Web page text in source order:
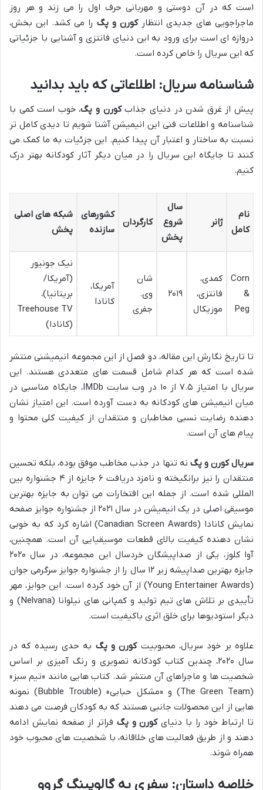
است که در آن دوستی و مهربانی حرف اول را می زند و هر روز
ماجراجویی های جدیدی انتظارکورن و پگ را می کشد. این بخش،
دروازه ای است برای ورود به این دنیای فانتزی و آشنایی با جزئیاتی
که این سریال را خاص کرده است.
شناسنامه سریال: اطلاعاتی که باید بدانید
پیش از غرق شدن در دنیای جذابکورن و پگ، خوب است کمی با
شناسنامه و اطلاعات فنی این انیمیشن آشنا شویم تا دیدی کامل تر
نسبت به ساختار و اعتبار آن پیدا کنیم. این جزئیات به ما کمک می
کنند تا جایگاه این سریال را در میان دیگر آثار کودکانه بهتر درک
کنیم.
نام
کامل
ژانر
سال
شروع
پخش
کارگردان
کشورهای
سازنده
شبکه های اصلی
پخش
Corn
&
Peg
کمدی،
فانتزی،
موزیکال
۲۰۱۹
شان
وی.
جفری
آمریکا،
کانادا
نیک جونیور
(آمریکا/
بریتانیا)،
Treehouse TV
(کانادا)
تا تاریخ نگارش این مقاله، دو فصل از این مجموعه انیمیشنی منتشر
شده است که هر کدام شامل قسمت های متعددی هستند. این
سریال با امتیاز ۷.۵ از ۱۰ در وب سایت IMDb، جایگاه مناسبی در
میان انیمیشن های کودکانه به دست آورده است. این امتیاز نشان
دهنده رضایت نسبی مخاطبان و منتقدان از کیفیت کلی محتوا و
پیام های آن است.
سریال کورن و پگ نه تنها در جذب مخاطب موفق بوده، بلکه تحسین
منتقدان را نیز برانگیخته و نامزد دریافت ۶ جایزه از ۴ جشنواره بین
المللی شده است. از جمله این افتخارات می توان به جایزه بهترین
موسیقی اصلی در یک انیمیشن در سال ۲۰۲۱ از جشنواره جوایز صفحه
نمایش کانادا (Canadian Screen Awards) اشاره کرد که به خوبی
نشان دهنده کیفیت بالای قطعات موسیقیایی آن است. همچنین،
آوا کلوز، یکی از صداپیشگان خردسال این مجموعه، در سال ۲۰۲۰
جایزه بهترین صداپیشه زیر ۱۲ سال را از جشنواره جوایز سرگرمی جوان
(Young Entertainer Awards) از آن خود کرده است. این جوایز، مهر
تأییدی بر تلاش های تیم تولید و کمپانی های نیلوانا (Nelvana) و
دیگر استودیوها برای خلق اثری باکیفیت است.
علاوه بر خود سریال، محبوبیتکورن و پگ به حدی رسیده که در
سال ۲۰۲۰، چندین کتاب کودکانه تصویری و رنگ آمیزی بر اساس
شخصیت ها و ماجراهای آن منتشر شد. کتاب هایی مانند «تیم سبز»
(The Green Team) و «مشکل حبابی» (Bubble Trouble) نمونه
هایی از این محصولات جانبی هستند که به کودکان فرصت می دهند
تا ارتباط خود را با دنیایکورن و پگ فراتر از صفحه نمایش ادامه
دهند و از طریق فعالیت های خلاقانه، با شخصیت های محبوب خود
همراه شوند.
خلاصه داستان: سفری به گالوپینگ گروو